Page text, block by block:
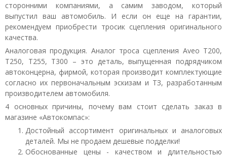
сторонними компаниями, а самим заводом, который
выпустил ваш автомобиль. И если он еще на гарантии,
рекомендуем приобрести тросик сцепления оригинального
качества.
Аналоговая продукция. Аналог троса сцепления Aveo T200,
T250, T255, T300 – это деталь, выпущенная подрядчиком
автоконцерна, фирмой, которая производит комплектующие
согласно их первоначальным эскизам и ТЗ, разработанным
производителем автомобиля.
4 основных причины, почему вам стоит сделать заказ в
магазине «Автокомпас»:
Достойный ассортимент оригинальных и аналоговых
деталей. Мы не продаем дешевые подделки!
Обоснованные цены - качеством и длительностью